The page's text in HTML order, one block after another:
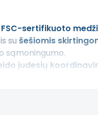
sertifikuoto
su šešiomis
sąmoningumo.
judesių